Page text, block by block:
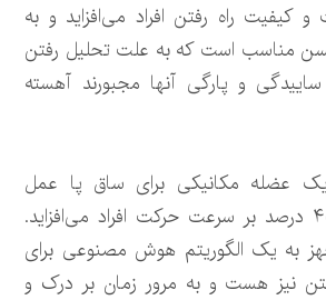
کیفیت راه رفتن افراد می‌افزاید و به
مناسب است که به علت تحلیل رفتن
و پارگی آنها مجبورند آهسته
عضله مکانیکی برای ساق پا عمل
می‌کند و تا حدود ۴۰ درصد بر سرعت حرکت افراد می‌افزاید.
به یک الگوریتم هوش مصنوعی برای
نیز هست و به مرور زمان بر درک و